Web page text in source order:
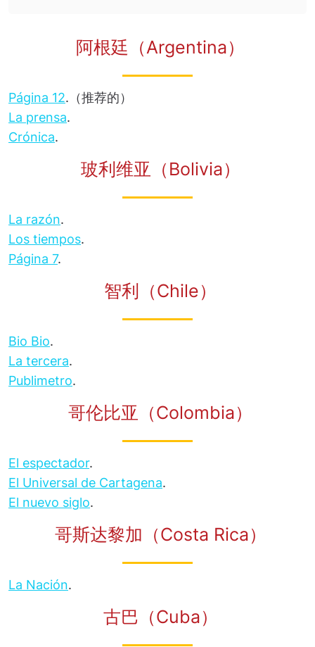
阿根廷（Argentina）
Página 12.（推荐的）
La prensa.
Crónica.
玻利维亚（Bolivia）
La razón.
Los tiempos.
Página 7.
智利（Chile）
Bio Bio.
La tercera.
Publimetro.
哥伦比亚（Colombia）
El espectador.
El Universal de Cartagena.
El nuevo siglo.
哥斯达黎加（Costa Rica）
La Nación.
古巴（Cuba）